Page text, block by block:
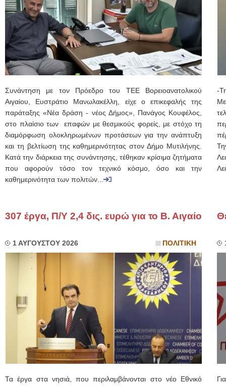
Συνάντηση με τον Πρόεδρο του ΤΕΕ Βορειοανατολικού
Αιγαίου, Ευστράτιο Μανωλακέλλη, είχε ο επικεφαλής της
παράταξης «Νέα δράση - νέος Δήμος», Πανάγος Κουφέλος,
στο πλαίσιο των επαφών με θεσμικούς φορείς, με στόχο τη
διαμόρφωση ολοκληρωμένων προτάσεων για την ανάπτυξη
και τη βελτίωση της καθημερινότητας στον Δήμο Μυτιλήνης.
Κατά την διάρκεια της συνάντησης, τέθηκαν κρίσιμα ζητήματα
που αφορούν τόσο τον τεχνικό κόσμο, όσο και την
καθημερινότητα των πολιτών...
-
307 έργα, Π/Υ 2,4 δις. ευρώ για το Β. Αιγαίο
1 ΑΥΓΟΥΣΤΟΥ 2026 ΠΟΛΙΤΙΚΗ
Τα έργα στα νησιά, που περιλαμβάνονται στο νέο Εθνικό